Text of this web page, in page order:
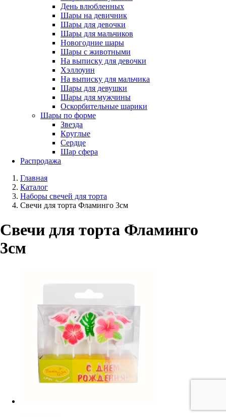
День влюбленных
Шары на девичник
Шары для девочки
Шары для мальчиков
Новогодние шары
Шары с животными
На выписку для девочки
Хэллоуин
На выписку для мальчика
Шары для девушки
Шары для мужчины
Оскорбительные шарики
Шары по форме
Звезда
Круглые
Сердце
Шар сфера
Распродажа
Главная
Каталог
Наборы свечей для торта
Свечи для торта Фламинго 3см
Свечи для торта Фламинго
3см